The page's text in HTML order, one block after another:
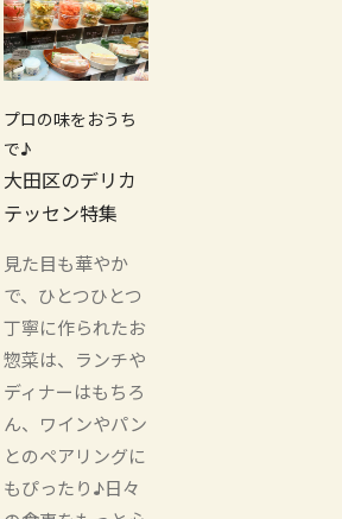
プロの味をおうち
で♪
大田区のデリカ
テッセン特集
見た目も華やか
で、ひとつひとつ
丁寧に作られたお
惣菜は、ランチや
ディナーはもちろ
ん、ワインやパン
とのペアリングに
もぴったり♪日々